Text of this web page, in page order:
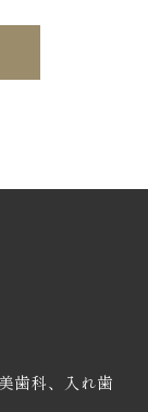
歯科、入れ歯